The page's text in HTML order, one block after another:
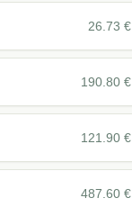
26.73 €
190.80 €
121.90 €
487.60 €